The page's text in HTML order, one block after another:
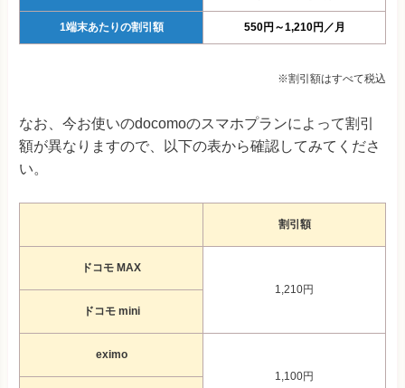
1端末あたりの割引額 550円～1,210円／月
※割引額はすべて税込
なお、今お使いのdocomoのスマホプランによって割引
額が異なりますので、以下の表から確認してみてくださ
い。
割引額
ドコモ MAX
1,210円
ドコモ mini
eximo
1,100円